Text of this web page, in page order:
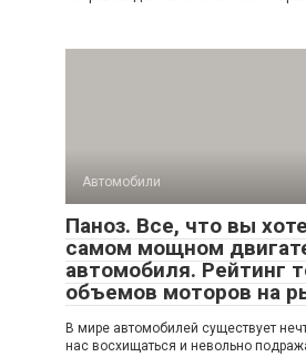
Автомобили
Паноз. Все, что вы
самом мощном
автомобиля. Рейтинг
объемов моторов на
В мире автомобилей существует
нас восхищаться и невольно